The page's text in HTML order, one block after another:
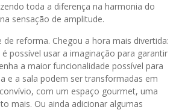
toda a diferença na harmonia do
sensação de amplitude.
reforma. Chegou a hora mais divertida:
possível usar a imaginação para garantir
a maior funcionalidade possível para
e a sala podem ser transformadas em
com um espaço gourmet, uma
mais. Ou ainda adicionar algumas